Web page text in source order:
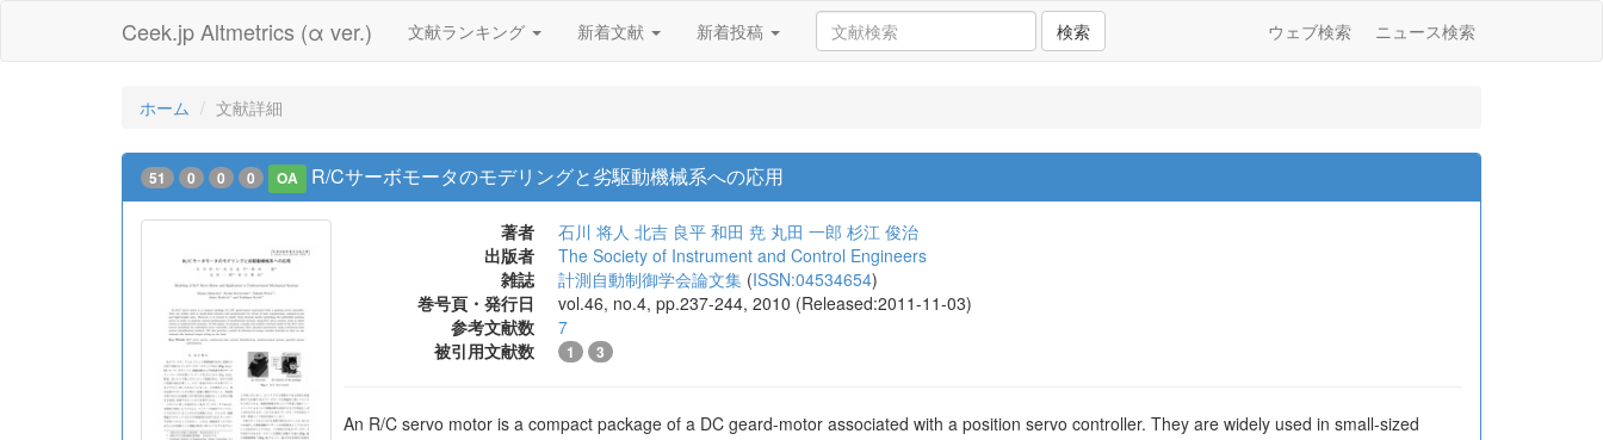
Ceek.jp Altmetrics (α ver.) 文献ランキング 新着文献 新着投稿 検索 ウェブ検索 ニュース検索
ホーム 文献詳細
51 0 0 0 OA R/Cサーボモータのモデリングと劣駆動機械系への応用
著者 石川 将人 北吉 良平 和田 尭 丸田 一郎 杉江 俊治
出版者
The Society of Instrument and Control Engineers
雑誌
計測自動制御学会論文集 (ISSN:04534654)
巻号頁・発行日
vol.46, no.4, pp.237-244, 2010 (Released:2011-11-03)
参考文献数
7
被引用文献数
1 3
An R/C servo motor is a compact package of a DC geard-motor associated with a position servo controller. They are widely used in small-sized